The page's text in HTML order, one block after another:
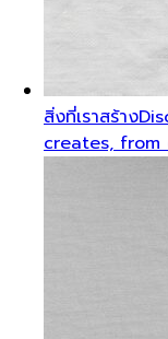
สิ่งที่เราสร้าง
creates,